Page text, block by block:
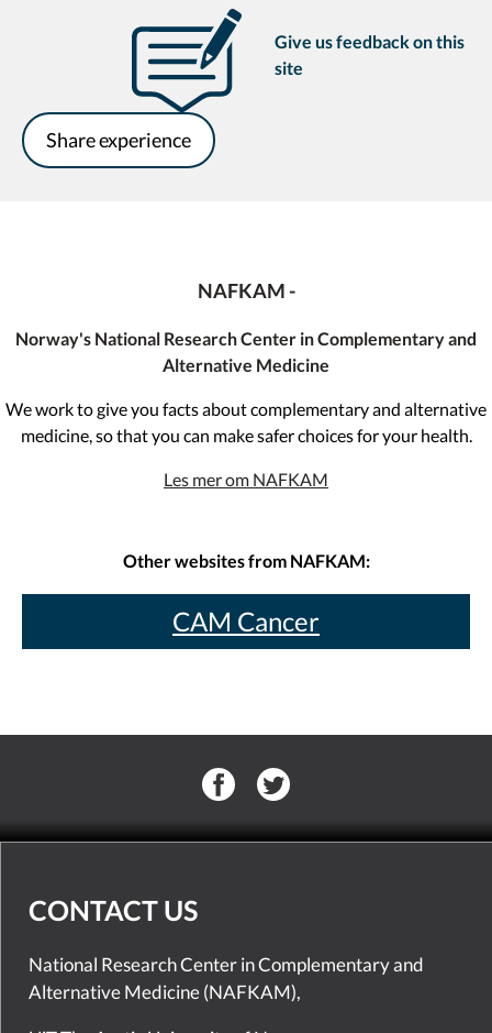
Give us feedback on this
site
Share experience
NAFKAM -
Norway's National Research Center in Complementary and
Alternative Medicine
We work to give you facts about complementary and alternative
medicine, so that you can make safer choices for your health.
Les mer om NAFKAM
Other websites from NAFKAM:
CAM Cancer
CONTACT US
National Research Center in Complementary and
Alternative Medicine (NAFKAM),